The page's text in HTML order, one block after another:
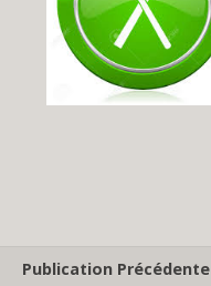
Publication Précédente